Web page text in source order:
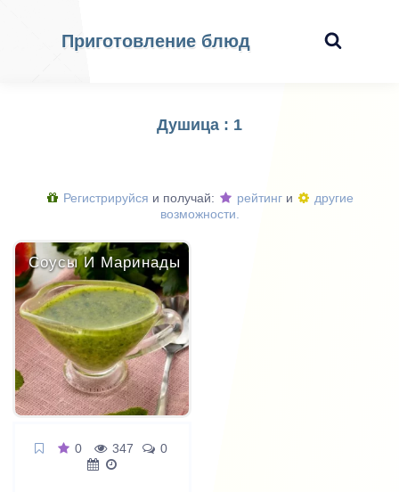
Приготовление блюд
Душица : 1
Регистрируйся и получай: рейтинг и
другие
возможности.
Соусы И Маринады
0 347 0